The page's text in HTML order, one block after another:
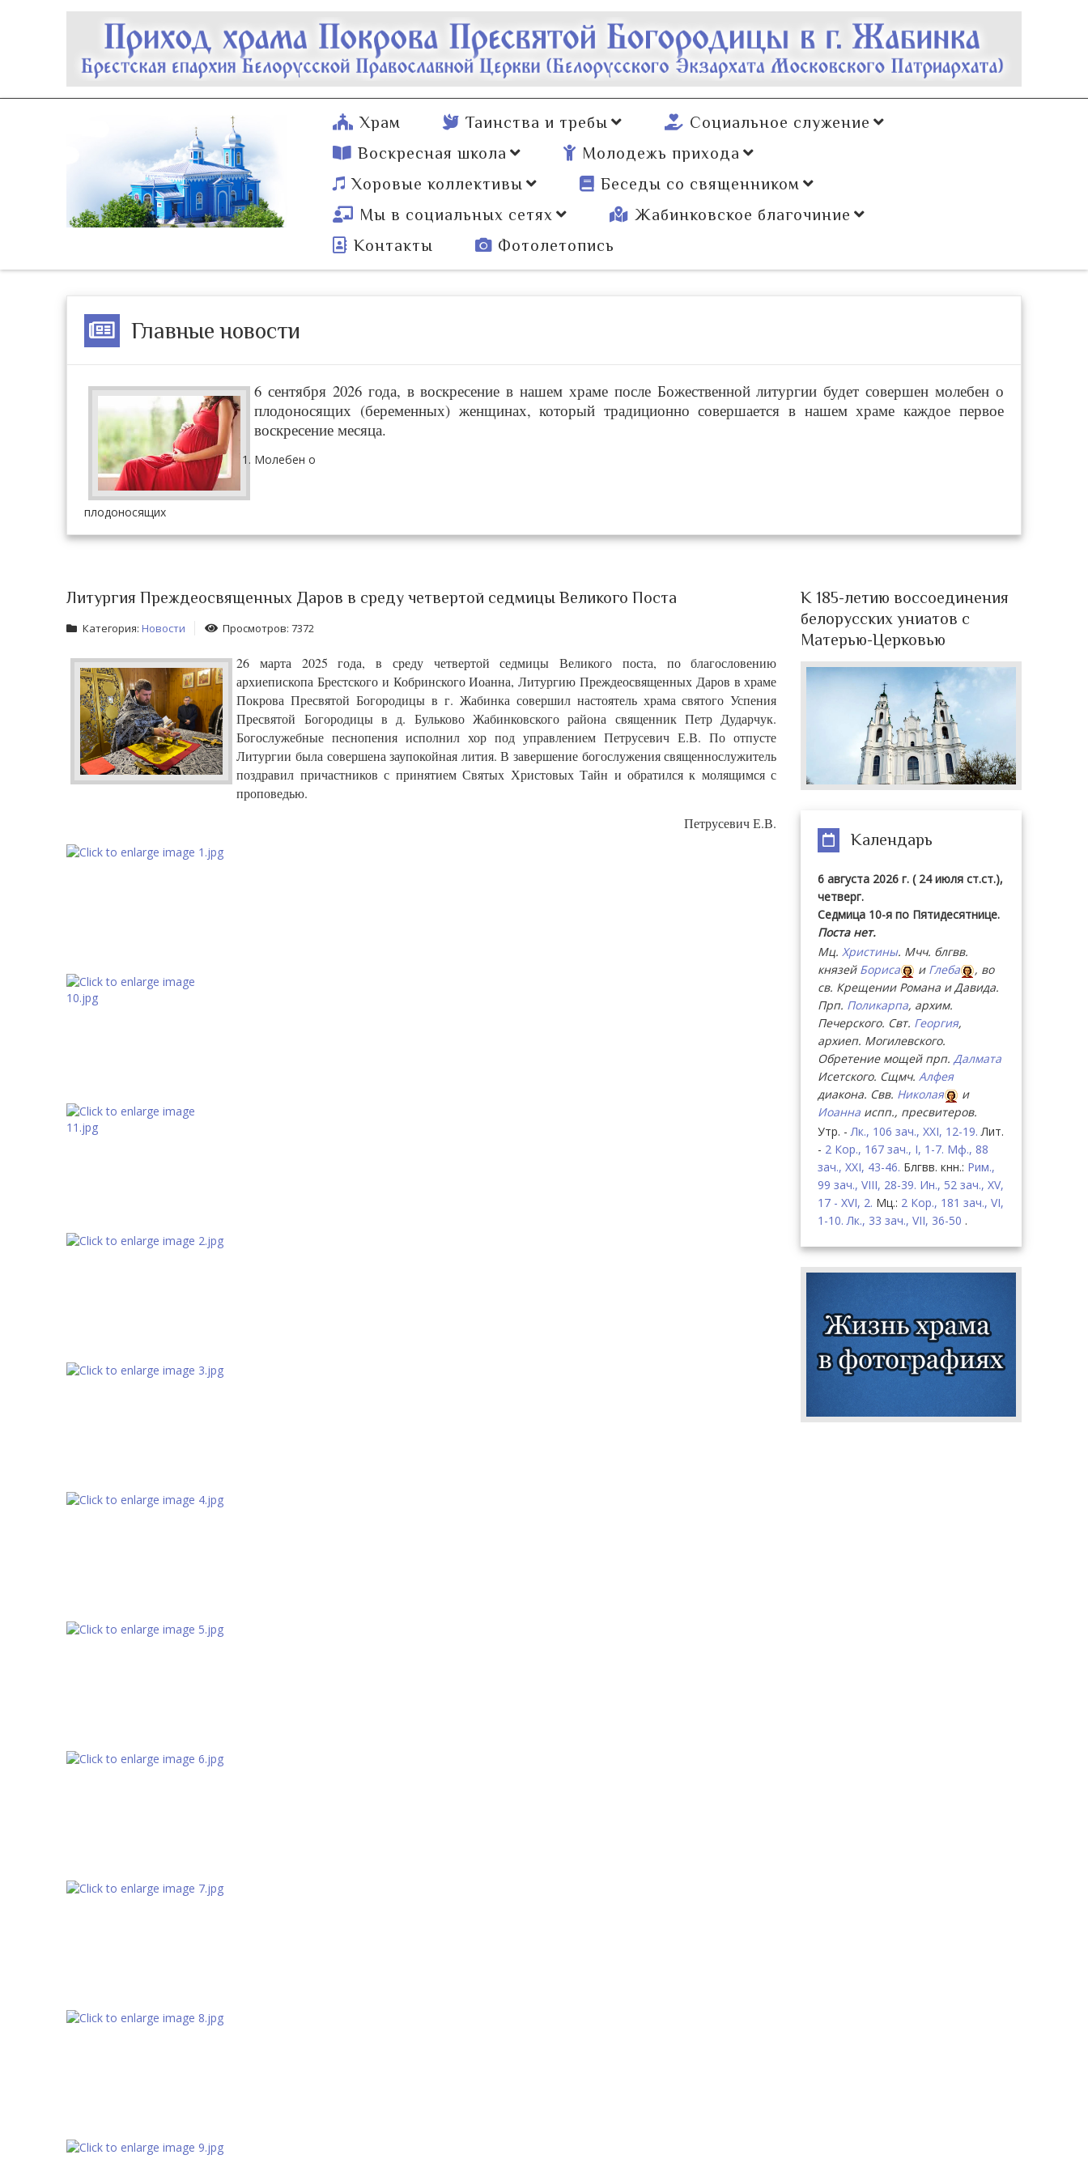
Храм Таинства и требы
Социальное служение
Воскресная школа
Молодежь прихода
Хоровые коллективы
Беседы со священником
Мы в социальных сетях
Жабинковское благочиние
Контакты
Фотолетопись
Главные новости
6 сентября 2026 года, в воскресение в нашем храме после Божественной литургии будет совершен молебен о
плодоносящих (беременных) женщинах, который традиционно совершается в нашем храме каждое первое
воскресение месяца.
Молебен о
плодоносящих
Литургия Преждеосвященных Даров в среду четвертой седмицы Великого Поста
Категория: Новости Просмотров: 7372
26 марта 2025 года, в среду четвертой седмицы Великого поста, по благословению
архиепископа Брестского и Кобринского Иоанна, Литургию Преждеосвященных Даров в храме
Покрова Пресвятой Богородицы в г. Жабинка совершил настоятель храма святого Успения
Пресвятой Богородицы в д. Бульково Жабинковского района священник Петр Дударчук.
Богослужебные песнопения исполнил хор под управлением Петрусевич Е.В. По отпусте
Литургии была совершена заупокойная лития. В завершение богослужения священнослужитель
поздравил причастников с принятием Святых Христовых Тайн и обратился к молящимся с
проповедью.
Петрусевич Е.В.
К 185-летию воссоединения
белорусских униатов с
Матерью-Церковью
Календарь
6 августа 2026 г. ( 24 июля ст.ст.),
четверг.
Седмица 10-я по Пятидесятнице.
Поста нет.
Мц.Христины. Мчч. блгвв.
князей Бориса и Глеба
, во
св. Крещении Романа и Давида.
Прп. Поликарпа, архим.
Печерского. Свт. Георгия,
архиеп. Могилевского.
Обретение мощей прп.Далмата
Исетского. Сщмч.Алфея
диакона. Свв. Николая
и
Иоанна испп., пресвитеров.
Утр. -Лк., 106 зач., XXI, 12-19. Лит.
- 2 Кор., 167 зач., I, 1-7. Мф., 88
зач., XXI, 43-46. Блгвв. кнн.: Рим.,
99 зач., VIII, 28-39. Ин., 52 зач., XV,
17 - XVI, 2. Мц.: 2 Кор., 181 зач., VI,
1-10. Лк., 33 зач., VII, 36-50 .